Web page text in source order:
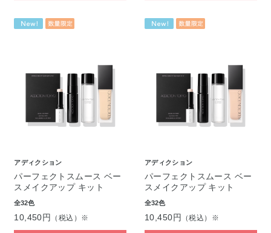
アディクション
パーフェクトスムース ベー
スメイクアップ キット
全32色
10,450円 （税込）※
アディクション
パーフェクトスムース ベー
スメイクアップ キット
全32色
10,450円 （税込）※